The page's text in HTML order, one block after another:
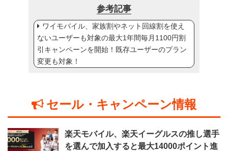
参考記事
ワイモバイル、家族割やネット回線割を使え
ないユーザーも対象の最大1年間毎月1100円割
引キャンペーンを開始！既存ユーザーのプラン
変更も対象！
セール・キャンペーン情報
楽天モバイル、楽天イーグルスの推し選手
を選んで加入すると最大14000ポイント進